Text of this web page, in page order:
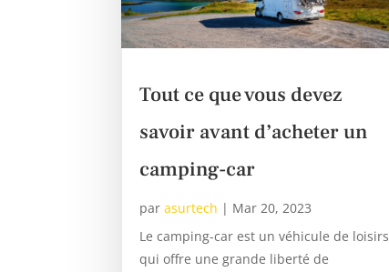
Tout ce que vous devez
savoir avant d’acheter un
camping-car
parasurtech | Mar 20, 2023
Le camping-car est un véhicule de loisirs
qui offre une grande liberté de